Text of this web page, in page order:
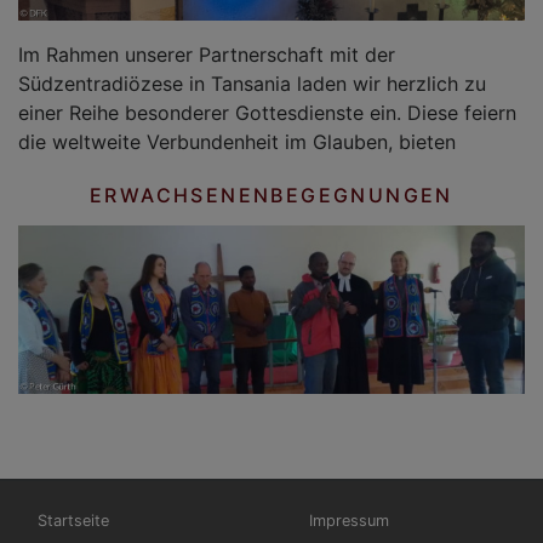
Im Rahmen unserer Partnerschaft mit der
Südzentradiözese in Tansania laden wir herzlich zu
einer Reihe besonderer Gottesdienste ein. Diese feiern
die weltweite Verbundenheit im Glauben, bieten
ERWACHSENENBEGEGNUNGEN
Hauptnavigation
Startseite Fußbereichsmenü
Impressum